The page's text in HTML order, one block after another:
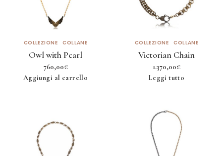
COLLEZIONE COLLANE
Owl with Pearl
760,00€
Aggiungi al carrello
COLLEZIONE COLLANE
Victorian Chain
1.370,00€
Leggi tutto